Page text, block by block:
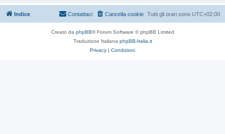
Indice Tutti gli orari sono UTC+02:00
Cancella cookie
Contattaci
Creato da phpBB® Forum Software © phpBB Limited
Traduzione Italiana phpBB-Italia.it
Privacy | Condizioni